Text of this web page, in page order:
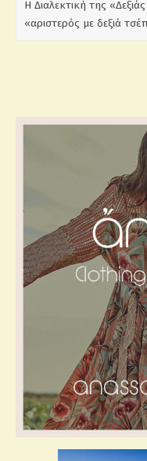
Η Διαλεκτική της
«αριστερός με δεξιά